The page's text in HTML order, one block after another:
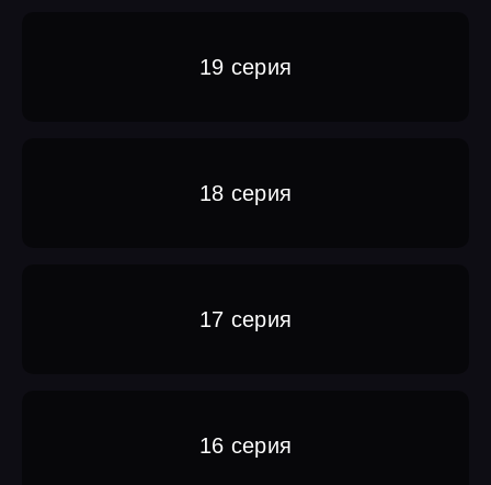
19 серия
18 серия
17 серия
16 серия